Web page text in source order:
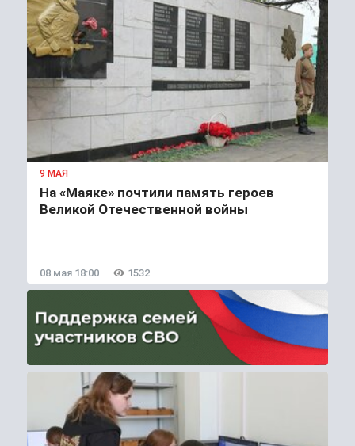
9 МАЯ
На «Маяке» почтили память героев
Великой Отечественной войны
08 мая 18:00 1532